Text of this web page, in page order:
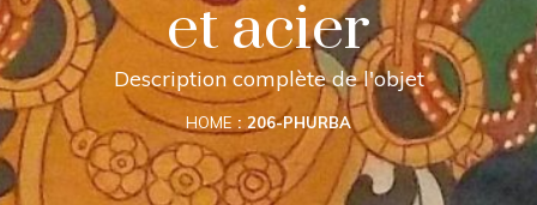
et acier
Description complète de l'objet
HOME 206-PHURBA